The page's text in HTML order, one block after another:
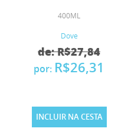
400ML
Dove
de: R$27,84
por: R$26,31
INCLUIR NA CESTA